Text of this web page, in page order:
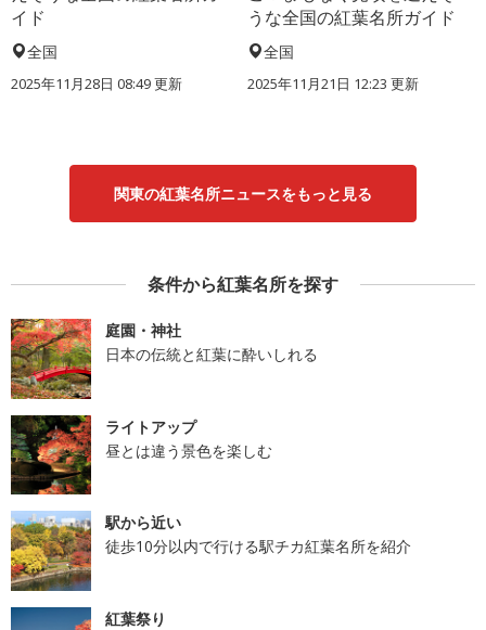
イド
全国
2025年11月28日 08:49 更新
うな全国の紅葉名所ガイド
全国
2025年11月21日 12:23 更新
関東の紅葉名所ニュースをもっと見る
条件から紅葉名所を探す
庭園・神社
日本の伝統と紅葉に酔いしれる
ライトアップ
昼とは違う景色を楽しむ
駅から近い
徒歩10分以内で行ける駅チカ紅葉名所を紹介
紅葉祭り